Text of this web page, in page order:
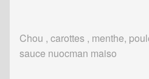
Chou , carottes , menthe,
sauce nuocman maiso